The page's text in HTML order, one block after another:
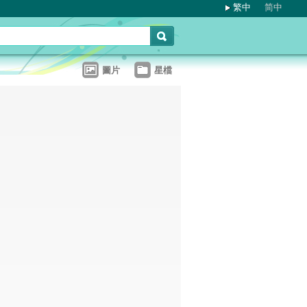
繁中 简中
圖片 星檔